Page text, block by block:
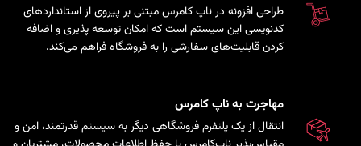
طراحی افزونه در ناپ کامرس مبتنی بر پیروی از استانداردهای
کدنویسی این سیستم است که امکان توسعه پذیری و اضافه
کردن قابلیت‌های سفارشی را به فروشگاه فراهم می‌کند.
مهاجرت به ناپ کامرس
انتقال از یک پلتفرم فروشگاهی دیگر به سیستم قدرتمند، امن و